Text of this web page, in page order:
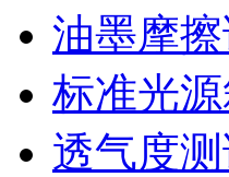
油墨摩
标准光
透气度